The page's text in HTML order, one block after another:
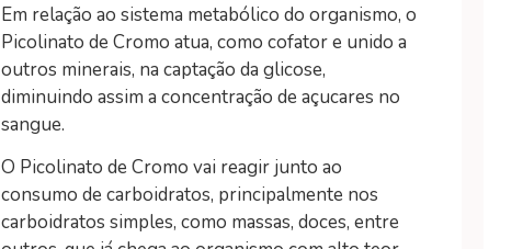
Em relação ao sistema metabólico do organismo, o
Picolinato de Cromo atua, como cofator e unido a
outros minerais, na captação da glicose,
diminuindo assim a concentração de açucares no
sangue.
O Picolinato de Cromo vai reagir junto ao
consumo de carboidratos, principalmente nos
carboidratos simples, como massas, doces, entre